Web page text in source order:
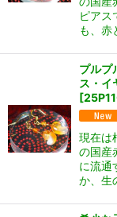
ピアス
も、赤
プルプ
ス・イ
[
現在は
の国産
に流通
か、生